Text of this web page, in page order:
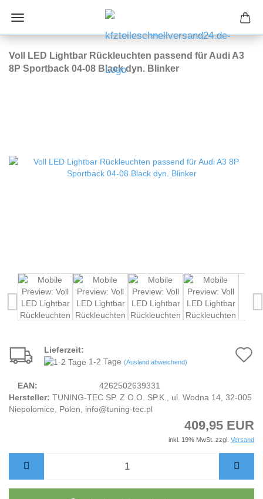
Voll LED Lightbar Rückleuchten passend für Audi A3
8P Sportback 04-08 Black dyn. Blinker
Lieferzeit:
1-2 Tage (Ausland abweichend)
EAN:
4262502639331
Hersteller: TUNING-TEC SP. Z O.O. SP.K., ul. Wodna 14, 32-005
Niepolomice, Polen, info@tuning-tec.pl
409,95 EUR
inkl. 19% MwSt. zzgl. Versand